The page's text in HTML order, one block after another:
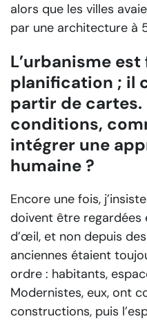
alors que les villes
par une architecture à
L’urbanisme
planification ; il
partir de cartes.
conditions,
intégrer une
humaine ?
Encore une fois,
doivent être regardées
d’œil, et non depuis
anciennes étaient
ordre : habitants,
Modernistes, eux, ont
constructions, puis